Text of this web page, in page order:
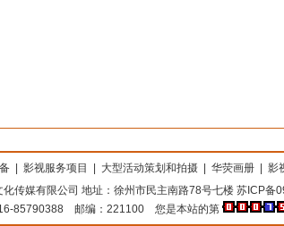
影视服务项目 大型活动策划和拍摄 华荧画册 影
化传媒有限公司 地址：徐州市民主南路78号七楼 苏ICP备
85790388 邮编：221100 您是本站的第